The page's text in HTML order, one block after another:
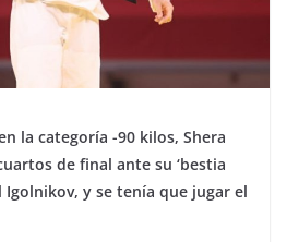
la categoría -90 kilos, Shera
de final ante su ‘bestia
Igolnikov, y se tenía que jugar el